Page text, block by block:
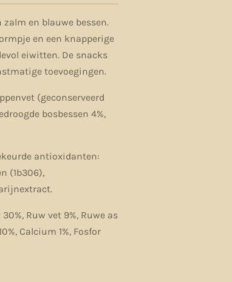
en blauwe bessen.
en een knapperige
eiwitten. De snacks
toevoegingen.
(geconserveerd
bosbessen 4%,
antioxidanten:
(1b306),
Ruw vet 9%, Ruwe as
Calcium 1%, Fosfor